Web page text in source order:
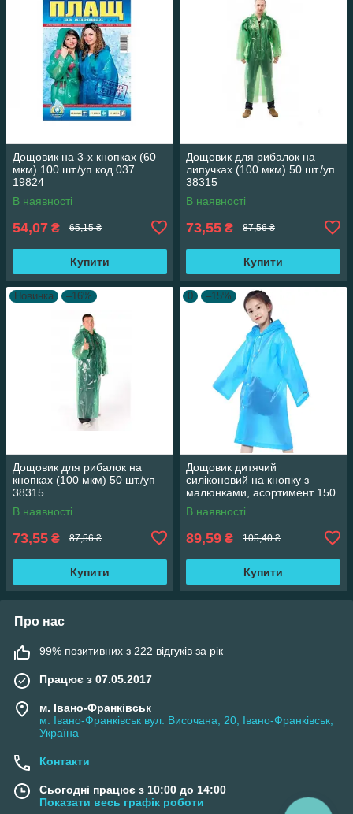
Дощовик на 3-х кнопках (60
мкм) 100 шт./уп код.037
19824
В наявності
54,07 ₴ 65,15 ₴
Купити
Дощовик для рибалок на
липучках (100 мкм) 50 шт./уп
38315
В наявності
73,55 ₴ 87,56 ₴
Купити
Новинка –16%
Дощовик для рибалок на
кнопках (100 мкм) 50 шт./уп
38315
В наявності
73,55 ₴ 87,56 ₴
Купити
0 –15%
Дощовик дитячий
силіконовий на кнопку з
малюнками, асортимент 150
шт./бл 38315
В наявності
89,59 ₴ 105,40 ₴
Купити
Про нас
99% позитивних з 222 відгуків за рік
Працює з 07.05.2017
м. Івано-Франківськ
м. Івано-Франківськ вул. Височана, 20, Івано-Франківськ,
Україна
Контакти
Сьогодні працює з 10:00 до 14:00
Показати весь графік роботи